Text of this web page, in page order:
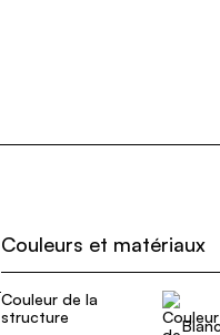
Couleurs et matériaux
Couleur de la
structure